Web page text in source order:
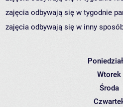
zajęcia odbywają się w tygodnie
zajęcia odbywają się w inny
Wtorek
Środa